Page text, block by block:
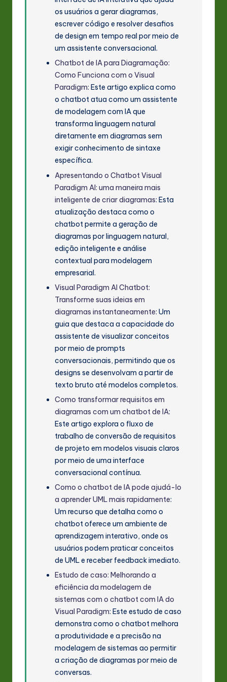
os usuários a gerar diagramas,
escrever código e resolver desafios
de design em tempo real por meio de
um assistente conversacional.
Chatbot de IA para Diagramação:
Como Funciona com o Visual
Paradigm: Este artigo explica como
o chatbot atua como um assistente
de modelagem com IA que
transforma linguagem natural
diretamente em diagramas sem
exigir conhecimento de sintaxe
específica.
Apresentando o Chatbot Visual
Paradigm AI: uma maneira mais
inteligente de criar diagramas: Esta
atualização destaca como o
chatbot permite a geração de
diagramas por linguagem natural,
edição inteligente e análise
contextual para modelagem
empresarial.
Visual Paradigm AI Chatbot:
Transforme suas ideias em
diagramas instantaneamente: Um
guia que destaca a capacidade do
assistente de visualizar conceitos
por meio de prompts
conversacionais, permitindo que os
designs se desenvolvam a partir de
texto bruto até modelos completos.
Como transformar requisitos em
diagramas com um chatbot de IA:
Este artigo explora o fluxo de
trabalho de conversão de requisitos
de projeto em modelos visuais claros
por meio de uma interface
conversacional contínua.
Como o chatbot de IA pode ajudá-lo
a aprender UML mais rapidamente:
Um recurso que detalha como o
chatbot oferece um ambiente de
aprendizagem interativo, onde os
usuários podem praticar conceitos
de UML e receber feedback imediato.
Estudo de caso: Melhorando a
eficiência da modelagem de
sistemas com o chatbot com IA do
Visual Paradigm: Este estudo de caso
demonstra como o chatbot melhora
a produtividade e a precisão na
modelagem de sistemas ao permitir
a criação de diagramas por meio de
conversas.